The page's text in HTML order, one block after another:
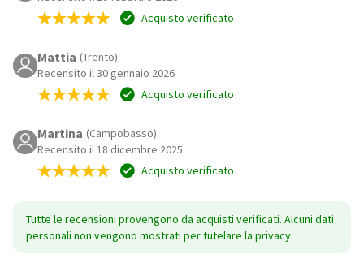
Acquisto verificato
Mattia (Trento)
Recensito il 30 gennaio 2026
Acquisto verificato
Martina (Campobasso)
Recensito il 18 dicembre 2025
Acquisto verificato
Tutte le recensioni provengono da acquisti verificati. Alcuni dati
personali non vengono mostrati per tutelare la privacy.